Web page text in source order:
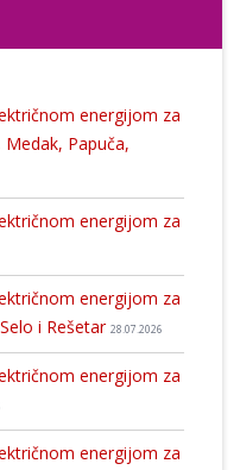
energijom za
Papuča,
energijom za
energijom za
i Rešetar 28.07.2026
energijom za
energijom za